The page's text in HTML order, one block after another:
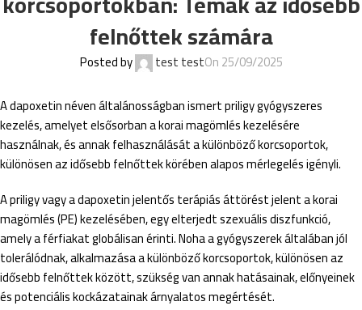
felnőttek számára
Posted by test testOn 25/09/2025
A dapoxetin néven általánosságban ismert priligy gyógyszeres
kezelés, amelyet elsősorban a korai magömlés kezelésére
használnak, és annak felhasználását a különböző korcsoportok,
különösen az idősebb felnőttek körében alapos mérlegelés igényli.
A priligy vagy a dapoxetin jelentős terápiás áttörést jelent a korai
magömlés (PE) kezelésében, egy elterjedt szexuális diszfunkció,
amely a férfiakat globálisan érinti. Noha a gyógyszerek általában jól
tolerálódnak, alkalmazása a különböző korcsoportok, különösen az
idősebb felnőttek között, szükség van annak hatásainak, előnyeinek
és potenciális kockázatainak árnyalatos megértését.